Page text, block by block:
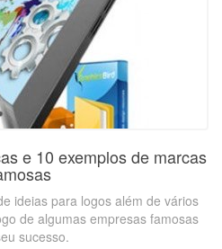
e 10 exemplos de marcas
ideias para logos além de vários
de algumas empresas famosas
sucesso.